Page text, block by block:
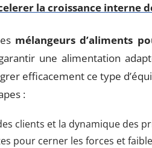
la croissance interne
mélangeurs d’aliments
une alimentation
efficacement ce type
:
clients et la dynamique des
pour cerner les forces et